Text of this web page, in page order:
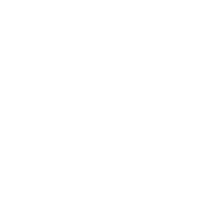
Rinpoche VI.
octubre – aparece